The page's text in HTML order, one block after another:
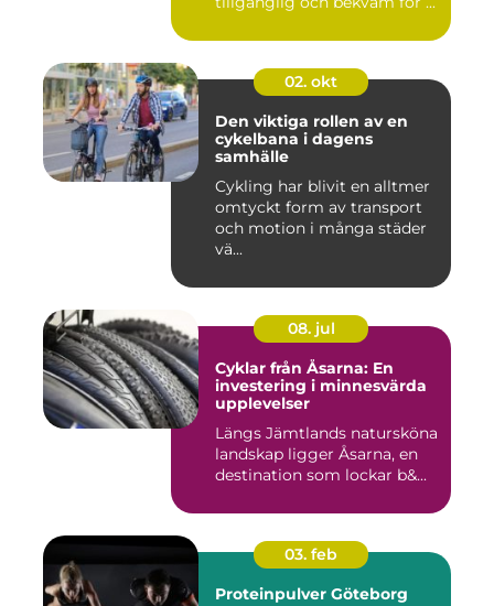
02. okt
Den viktiga rollen av en
cykelbana i dagens
samhälle
Cykling har blivit en alltmer
omtyckt form av transport
och motion i många städer
vä...
08. jul
Cyklar från Åsarna: En
investering i minnesvärda
upplevelser
Längs Jämtlands natursköna
landskap ligger Åsarna, en
destination som lockar b&...
03. feb
Proteinpulver Göteborg